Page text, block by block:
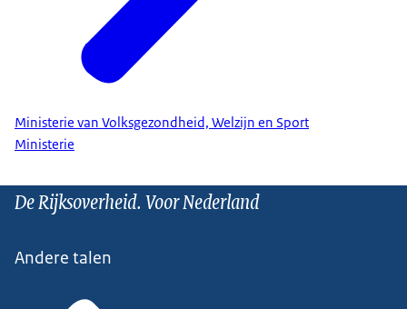
Ministerie van Volksgezondheid, Welzijn en Sport
Ministerie
De Rijksoverheid. Voor Nederland
Andere talen